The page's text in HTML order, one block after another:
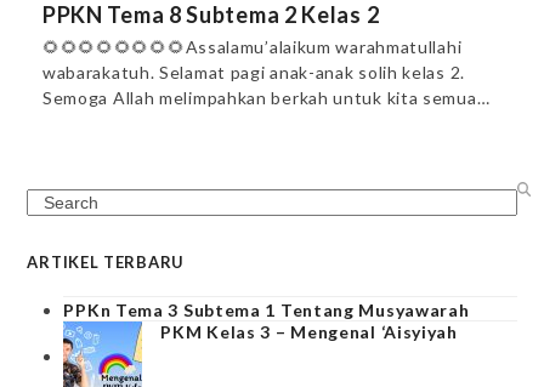
PPKN Tema 8 Subtema 2 Kelas 2
🌻🌻🌻🌻🌻🌻🌻🌻Assalamu’alaikum warahmatullahi
wabarakatuh. Selamat pagi anak-anak solih kelas 2.
Semoga Allah melimpahkan berkah untuk kita semua…
Search
ARTIKEL TERBARU
PPKn Tema 3 Subtema 1 Tentang Musyawarah
PKM Kelas 3 – Mengenal ‘Aisyiyah